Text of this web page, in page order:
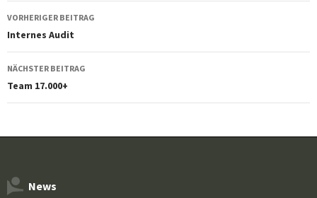
Beitragsnavigation
VORHERIGER BEITRAG
Internes Audit
NÄCHSTER BEITRAG
Team 17.000+
News